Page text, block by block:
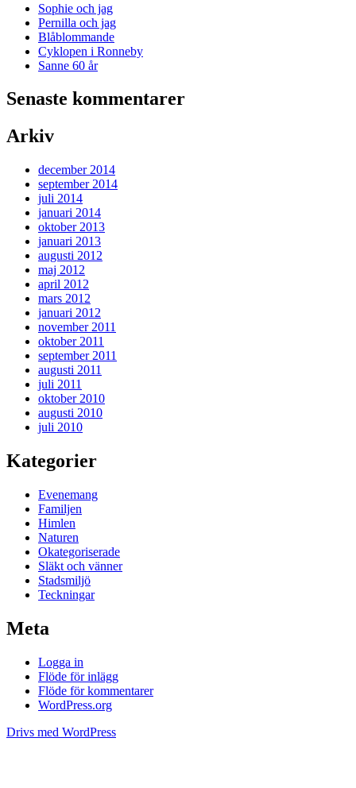
Sophie och jag
Pernilla och jag
Blåblommande
Cyklopen i Ronneby
Sanne 60 år
Senaste kommentarer
Arkiv
december 2014
september 2014
juli 2014
januari 2014
oktober 2013
januari 2013
augusti 2012
maj 2012
april 2012
mars 2012
januari 2012
november 2011
oktober 2011
september 2011
augusti 2011
juli 2011
oktober 2010
augusti 2010
juli 2010
Kategorier
Evenemang
Familjen
Himlen
Naturen
Okategoriserade
Släkt och vänner
Stadsmiljö
Teckningar
Meta
Logga in
Flöde för inlägg
Flöde för kommentarer
WordPress.org
Drivs med WordPress